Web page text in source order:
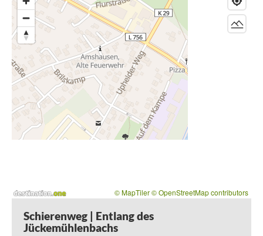
Zurück auf dem eigentlichen Wegeverlauf erwartet Sie eine
abwechslungreiche Wanderung durch Wälder und entlang
von Feldern mit einigen besonders schönen Aussichten.
Tipp: DenSteinhagener Wanderpass sowie den
"Schierenweg"
erhalten Sie kostenlos imHotel
Steinhägerquellesowie im Rathaus.
© MapTiler© OpenStreetMap contributors
Schierenweg | Entlang des
Jückemühlenbachs